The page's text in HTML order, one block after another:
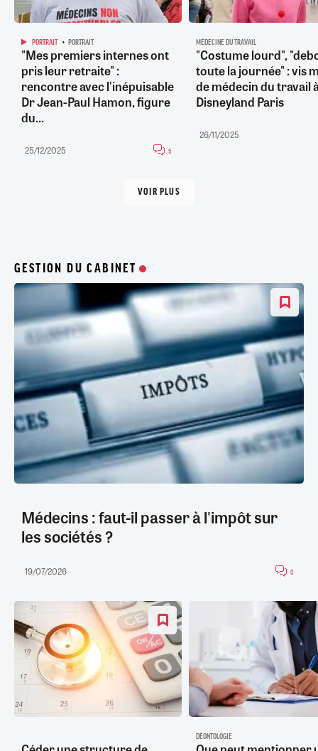
PORTRAIT PORTRAIT
"Mes premiers internes ont
pris leur retraite" :
rencontre avec l'inépuisable
Dr Jean-Paul Hamon, figure
du...
25/12/2025 5
MÉDECINE DU TRAVAIL
"Costume lourd",
toute la journée" : vis
de médecin du travail
Disneyland Paris
26/11/2025
VOIR PLUS
GESTION DU CABINET
Médecins : faut-il passer à l'impôt sur
les sociétés ?
19/07/2026 0
DÉONTOLOGIE